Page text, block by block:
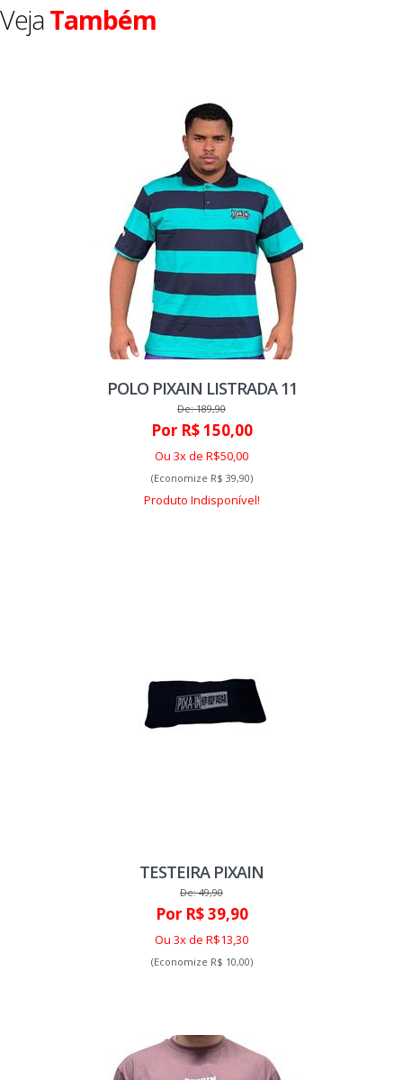
VejaTambém
POLO PIXAIN LISTRADA 11
De: 189,90
Por R$ 150,00
Ou 3x de R$50,00
(Economize R$ 39,90)
Produto Indisponível!
TESTEIRA PIXAIN
De: 49,90
Por R$ 39,90
Ou 3x de R$13,30
(Economize R$ 10,00)